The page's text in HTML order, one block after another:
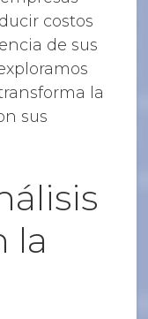
costos
de sus
la
sus
la